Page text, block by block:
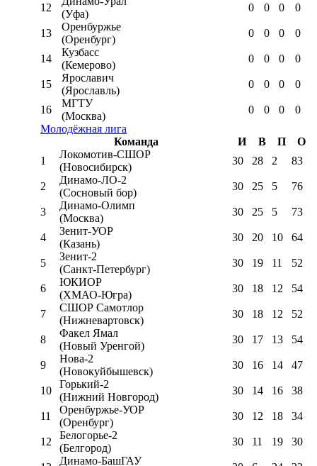
12
(Уфа)
0 0 0 0
13
Оренбуржье
(Оренбург)
0 0 0 0
14
Кузбасс
(Кемерово)
0 0 0 0
15
Ярославич
(Ярославль)
0 0 0 0
16
МГТУ
(Москва)
0 0 0
0
Молодёжная лига
Команда
И В П
О
1
Локомотив-CШОР
(Новосибирск)
30 28 2 83
2
Динамо-ЛО-2
(Сосновый бор)
30 25 5 76
3
Динамо-Олимп
(Москва)
30 25 5 73
4
Зенит-УОР
(Казань)
30 20 10 64
5
Зенит-2
(Санкт-Петербург)
30 19 11 52
6
ЮКИОР
(ХМАО-Югра)
30 18 12 54
7
СШОР Самотлор
(Нижневартовск)
30 18 12 52
8
Факел Ямал
(Новый Уренгой)
30 17 13 54
9
Нова-2
(Новокуйбышевск)
30 16 14 47
10
Горький-2
(Нижний Новгород)
30 14 16 38
11
Оренбуржье-УОР
(Оренбург)
30 12 18 34
12
Белогорье-2
(Белгород)
30 11 19 30
Динамо-БашГАУ